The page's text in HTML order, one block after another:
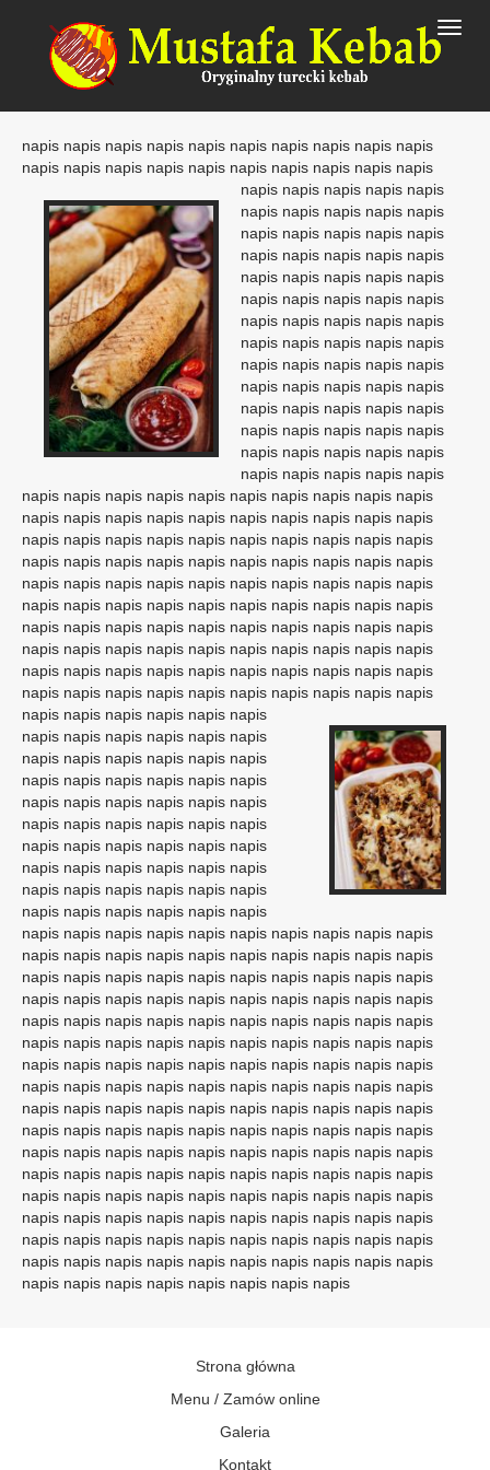
napis napis napis napis napis napis napis napis napis napis
napis napis napis napis napis napis napis napis napis napis
napis napis napis napis napis
napis napis napis napis napis
napis napis napis napis napis
napis napis napis napis napis
napis napis napis napis napis
napis napis napis napis napis
napis napis napis napis napis
napis napis napis napis napis
napis napis napis napis napis
napis napis napis napis napis
napis napis napis napis napis
napis napis napis napis napis
napis napis napis napis napis
napis napis napis napis napis
napis napis napis napis napis napis napis napis napis napis
napis napis napis napis napis napis napis napis napis napis
napis napis napis napis napis napis napis napis napis napis
napis napis napis napis napis napis napis napis napis napis
napis napis napis napis napis napis napis napis napis napis
napis napis napis napis napis napis napis napis napis napis
napis napis napis napis napis napis napis napis napis napis
napis napis napis napis napis napis napis napis napis napis
napis napis napis napis napis napis napis napis napis napis
napis napis napis napis napis napis napis napis napis napis
napis napis napis napis napis napis
napis napis napis napis napis napis
napis napis napis napis napis napis
napis napis napis napis napis napis
napis napis napis napis napis napis
napis napis napis napis napis napis
napis napis napis napis napis napis
napis napis napis napis napis napis
napis napis napis napis napis napis
napis napis napis napis napis napis
napis napis napis napis napis napis napis napis napis napis
napis napis napis napis napis napis napis napis napis napis
napis napis napis napis napis napis napis napis napis napis
napis napis napis napis napis napis napis napis napis napis
napis napis napis napis napis napis napis napis napis napis
napis napis napis napis napis napis napis napis napis napis
napis napis napis napis napis napis napis napis napis napis
napis napis napis napis napis napis napis napis napis napis
napis napis napis napis napis napis napis napis napis napis
napis napis napis napis napis napis napis napis napis napis
napis napis napis napis napis napis napis napis napis napis
napis napis napis napis napis napis napis napis napis napis
napis napis napis napis napis napis napis napis napis napis
napis napis napis napis napis napis napis napis napis napis
napis napis napis napis napis napis napis napis napis napis
napis napis napis napis napis napis napis napis napis napis
napis napis napis napis napis napis napis napis
Strona główna
Menu / Zamów online
Galeria
Kontakt